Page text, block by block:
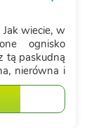
wiecie, w
ognisko
tą paskudną
nierówna i
która